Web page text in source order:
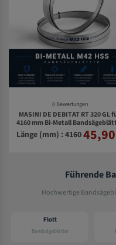
0 Bewertungen
MASINI DE DEBITAT RT 320 GL
4160 mm Bi-Metall
Länge (mm) : 4160
Führende
Hochwertige
Flott
Bandsägeblätter